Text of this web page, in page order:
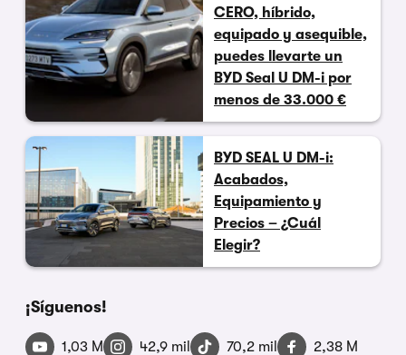
CERO, híbrido,
equipado y asequible,
puedes llevarte un
BYD Seal U DM-i por
menos de 33.000 €
BYD SEAL U DM-i:
Acabados,
Equipamiento y
Precios – ¿Cuál
Elegir?
¡Síguenos!
1,03 M 42,9 mil 70,2 mil
2,38 M